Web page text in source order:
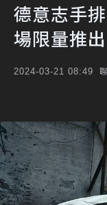
德意志手
場限量推
2024-03-21 08:49